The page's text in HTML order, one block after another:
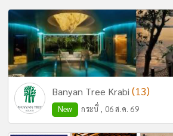
Banyan Tree Krabi(13)
New กระบี่ , 06 ส.ค. 69